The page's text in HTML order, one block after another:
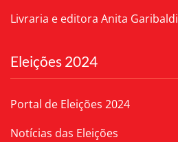
Livraria e editora Anita Garibaldi
Eleições 2024
Portal de Eleições 2024
Notícias das Eleições